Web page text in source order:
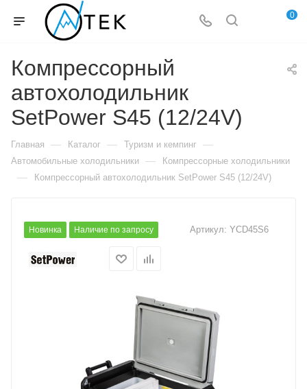
0
Компрессорный
автохолодильник
SetPower S45 (12/24V)
Главная — Каталог — Туризм и кемпинг —
Автомобильные холодильники — Компрессорные холодильники
— Компрессорный автохолодильник SetPower S45 (12/24V)
Новинка Наличие по запросу Артикул: YCD45S6